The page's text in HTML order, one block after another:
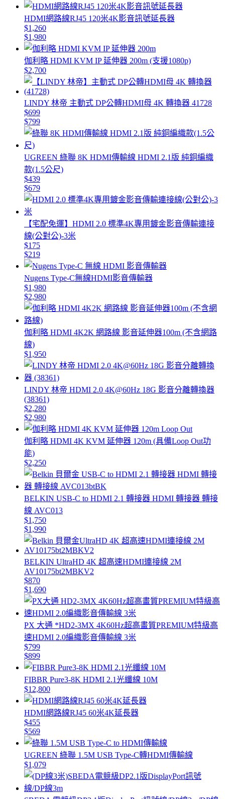
HDMI網路線RJ45 120米4K影音訊號延長器
$1,260
$1,980
伽利略 HDMI KVM IP 延伸器 200m (支援1080p)
$2,700
LINDY 林帝 主動式 DP公轉HDMI母 4K 轉換器 41728
$699
$799
UGREEN 綠聯 8K HDMI傳輸線 HDMI 2.1版 純銅編織
款(1.5公尺)
$439
$679
【宅配免運】HDMI 2.0 標準4K專用鍍金影音傳輸連接
線(公對公)-3米
$175
$219
Nugens Type-C無線HDMI影音傳輸器
$1,980
$2,980
伽利略 HDMI 4K2K 網路線 影音延伸器100m (不含網路
線)
$1,950
LINDY 林帝 HDMI 2.0 4K@60Hz 18G 影音分離轉換器
(38361)
$2,280
$2,980
伽利略 HDMI 4K KVM 延伸器 120m (具備Loop Out功
能)
$2,250
BELKIN USB-C to HDMI 2.1 轉接器 HDMI 轉接器 轉接
線 AVC013
$1,750
$1,990
BELKIN UltraHD 4K 超高速HDMI連接線 2M
AV10175bt2MBKV2
$870
$1,690
PX 大通 *HD2-3MX 4K60Hz超高畫質PREMIUM特級高
速HDMI 2.0編織影音傳輸線 3米
$799
$899
FIBBR Pure3-8K HDMI 2.1光纖線 10M
$12,800
HDMI網路線RJ45 60米4K延長器
$455
$569
UGREEN 綠聯 1.5M USB Type-C轉HDMI傳輸線
$1,079